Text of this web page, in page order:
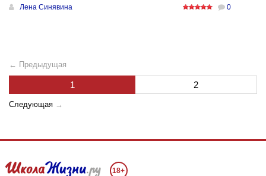
Лена Синявина 0
← Предыдущая
1 2
Следующая →
18+